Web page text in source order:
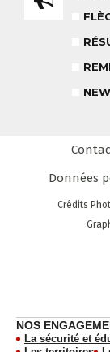
CHOISIR MON
STAGE
FORMULE SUR
Données
Crédits
NOS
La sécurité et